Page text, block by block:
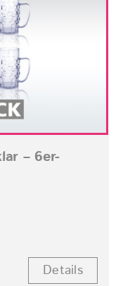
– 6er-
Details